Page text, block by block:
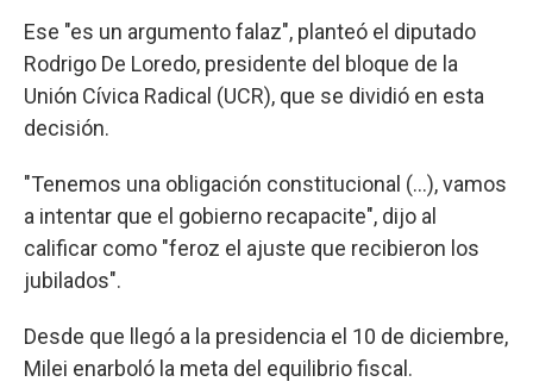
Ese "es un argumento falaz", planteó el diputado
Rodrigo De Loredo, presidente del bloque de la
Unión Cívica Radical (UCR), que se dividió en esta
decisión.
"Tenemos una obligación constitucional (...), vamos
a intentar que el gobierno recapacite", dijo al
calificar como "feroz el ajuste que recibieron los
jubilados".
Desde que llegó a la presidencia el 10 de diciembre,
Milei enarboló la meta del equilibrio fiscal.